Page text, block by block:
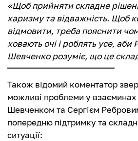
«Щоб прийняти складне
харизму та відважність. Щоб
відмовити, треба пояснити
ховають очі і роблять усе, аби
Шевченко розуміє, що це
Також відомий коментатор
можливі проблеми у взаєминах
Шевченком та Сергієм
попередню підтримку та
ситуації: